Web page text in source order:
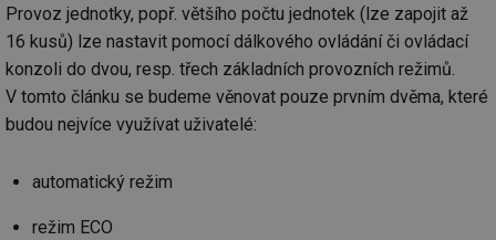
Provoz jednotky, popř. většího počtu jednotek (lze zapojit až
16 kusů) lze nastavit pomocí dálkového ovládání či ovládací
konzoli do dvou, resp. třech základních provozních režimů.
V tomto článku se budeme věnovat pouze prvním dvěma, které
budou nejvíce využívat uživatelé:
automatický režim
režim ECO